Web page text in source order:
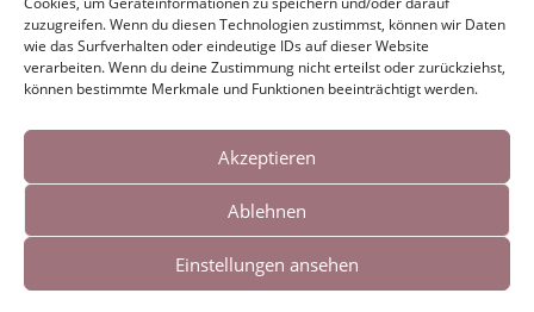
Cookies helfen uns bei der Bereitstellung
unserer Inhalte und Dienste. Durch die
weitere Nutzung der Webseite stimmen Sie
der Verwendung von Cookies zu.
Okay!
zuzugreifen. Wenn du diesen Technologien zustimmst, können wir Daten
wie das Surfverhalten oder eindeutige IDs auf dieser Website
verarbeiten. Wenn du deine Zustimmung nicht erteilst oder zurückziehst,
können bestimmte Merkmale und Funktionen beeinträchtigt werden.
Akzeptieren
Ablehnen
Einstellungen ansehen
This entry was posted inKALENDER . Bookmark the
permalink.
Post
navigation
Waldkraiburg 2020
Impressum|Links